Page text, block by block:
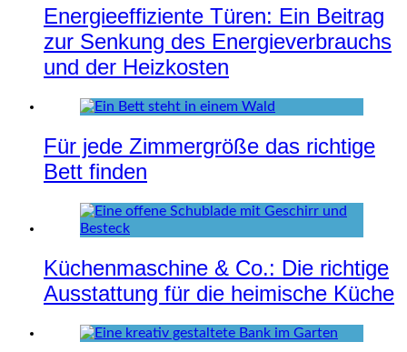
Energieeffiziente Türen: Ein Beitrag
zur Senkung des Energieverbrauchs
und der Heizkosten
Für jede Zimmergröße das richtige
Bett finden
Küchenmaschine & Co.: Die richtige
Ausstattung für die heimische Küche